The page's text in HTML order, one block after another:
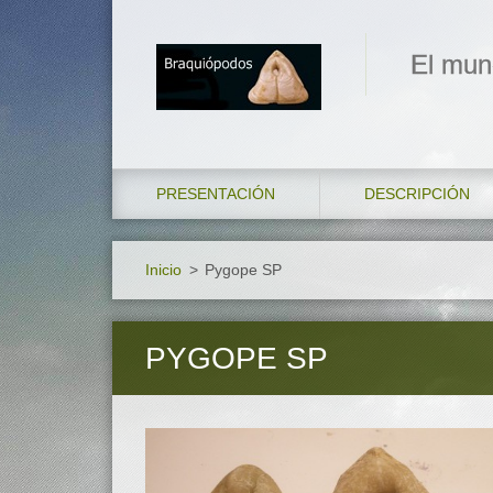
El
PRESENTACIÓN DESCRIPCIÓN
Inicio > Pygope SP
PYGOPE SP